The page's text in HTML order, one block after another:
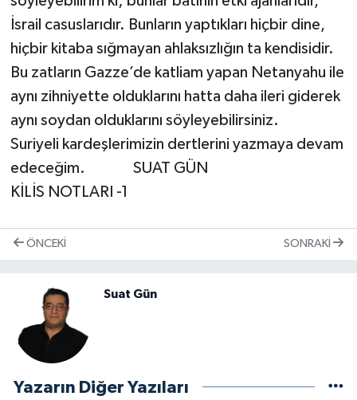
İsrail casuslarıdır. Bunların yaptıkları hiçbir dine,
hiçbir kitaba sığmayan ahlaksızlığın ta kendisidir.
Bu zatların Gazze’de katliam yapan Netanyahu ile
aynı zihniyette olduklarını hatta daha ileri giderek
aynı soydan olduklarını söyleyebilirsiniz.
Suriyeli kardeşlerimizin dertlerini yazmaya devam
edeceğim. SUAT GÜN
KİLİS NOTLARI -1
ÖNCEKI SONRAKI
Suat Gün
Yazarın Diğer Yazıları